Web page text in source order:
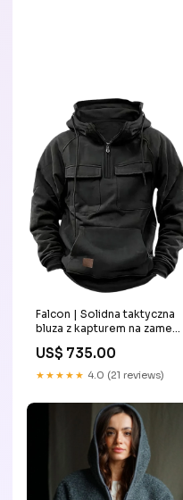
Falcon | Solidna taktyczna
bluza z kapturem na zamek
US$ 735.00
★★★★★ 4.0 (21 reviews)